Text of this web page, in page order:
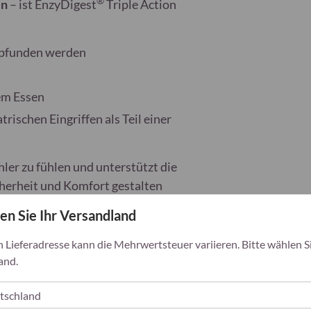
– ist EnzyDigest
Triple Action
werden
Essen
Eingriffen als Teil einer
zu fühlen und unterstützt die
und Komfort gestalten
Mahlzeit
bei Magen‑ oder
sollten nicht als Ersatz für eine
Lebensweise verwendet
Sie Ihr Versandland
Lieferadresse kann die Mehrwertsteuer variieren. Bitte wählen